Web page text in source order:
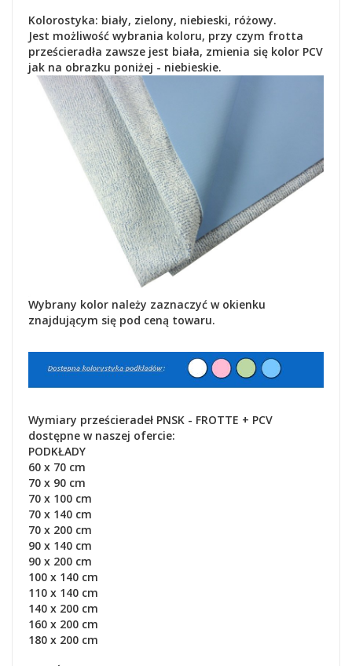
Kolorostyka: biały, zielony, niebieski, różowy.
Jest możliwość wybrania koloru, przy czym frotta
prześcieradła zawsze jest biała, zmienia się kolor PCV
jak na obrazku poniżej - niebieskie.
Wybrany kolor należy zaznaczyć w okienku
znajdującym się pod ceną towaru.
Wymiary prześcieradeł PNSK - FROTTE + PCV
dostępne w naszej ofercie:
PODKŁADY
60 x 70 cm
70 x 90 cm
70 x 100 cm
70 x 140 cm
70 x 200 cm
90 x 140 cm
90 x 200 cm
100 x 140 cm
110 x 140 cm
140 x 200 cm
160 x 200 cm
180 x 200 cm